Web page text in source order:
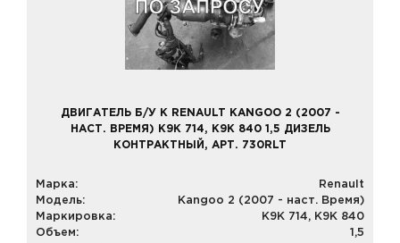
ДВИГАТЕЛЬ Б/У К RENAULT KANGOO 2 (2007 -
НАСТ. ВРЕМЯ) K9K 714, K9K 840 1,5 ДИЗЕЛЬ
КОНТРАКТНЫЙ, АРТ. 730RLT
Марка:
Renault
Модель:
Kangoo 2 (2007 - наст. Время)
Маркировка:
K9K 714, K9K 840
Объем:
1,5